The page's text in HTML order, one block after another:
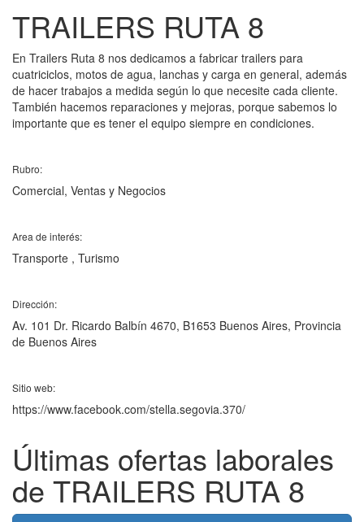
TRAILERS RUTA 8
En Trailers Ruta 8 nos dedicamos a fabricar trailers para
cuatriciclos, motos de agua, lanchas y carga en general, además
de hacer trabajos a medida según lo que necesite cada cliente.
También hacemos reparaciones y mejoras, porque sabemos lo
importante que es tener el equipo siempre en condiciones.
Rubro:
Comercial, Ventas y Negocios
Area de interés:
Transporte , Turismo
Dirección:
Av. 101 Dr. Ricardo Balbín 4670, B1653 Buenos Aires, Provincia
de Buenos Aires
Sitio web:
https://www.facebook.com/stella.segovia.370/
Últimas ofertas laborales
de TRAILERS RUTA 8